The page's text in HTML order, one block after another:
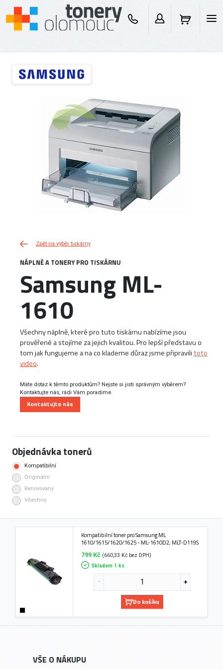
Zpět na výběr tiskárny
NÁPLNĚ A TONERY PRO TISKÁRNU
Samsung ML-
1610
Všechny náplně, které pro tuto tiskárnu nabízíme jsou
prověřené a stojíme za jejich kvalitou. Pro lepší představu o
tom jak fungujeme a na co klademe důraz jsme připravilitoto
video.
Máte dotaz k těmto produktům? Nejste si jisti správným výběrem?
Kontaktujte nás, rádi Vám poradíme.
Kontaktujte nás
Objednávka tonerů
Kompatibilní
Originální
Renovovaný
Všechny
Kompatibilní toner pro Samsung ML
1610/1615/1620/1625 - ML-1610D2, MLT-D119S
799 Kč (660,33 Kč bez DPH)
Skladem 1 ks
Do košíku
VŠE O NÁKUPU